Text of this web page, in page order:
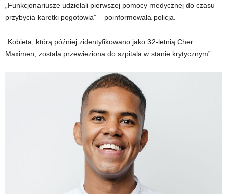
„Funkcjonariusze udzielali pierwszej pomocy medycznej do czasu
przybycia karetki pogotowia” – poinformowała policja.
„Kobieta, którą później zidentyfikowano jako 32-letnią Cher
Maximen, została przewieziona do szpitala w stanie krytycznym”.